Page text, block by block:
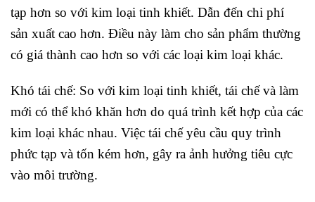
tạp hơn so với kim loại tinh khiết. Dẫn đến chi phí
sản xuất cao hơn. Điều này làm cho sản phẩm thường
có giá thành cao hơn so với các loại kim loại khác.
Khó tái chế: So với kim loại tinh khiết, tái chế và làm
mới có thể khó khăn hơn do quá trình kết hợp của các
kim loại khác nhau. Việc tái chế yêu cầu quy trình
phức tạp và tốn kém hơn, gây ra ảnh hưởng tiêu cực
vào môi trường.